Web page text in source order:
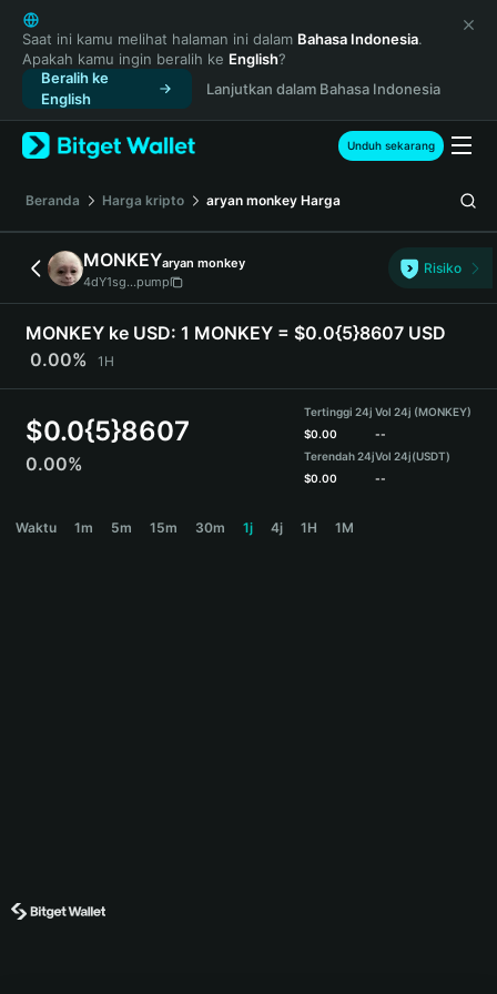
English
日本語
Tiếng Việt
Русский
Español (Latinoamérica)
Türkçe
Français
Deutsch
简体中文
繁體中文
Português (Portugal)
Bahasa Indonesia
ภาษาไทย
हिन्दी
Español
Português (Brasil)
Saat ini kamu melihat halaman ini dalam Bahasa Indonesia.
Apakah kamu ingin beralih ke English?
Beralih ke
English
Lanjutkan dalam Bahasa Indonesia
Unduh sekarang
Beranda Harga kripto aryan monkey Harga
MONKEYaryan monkey
4dY1sg...pump
Risiko
MONKEY ke USD: 1 MONKEY = $0.0{5}8607 USD
0.00%
1H
$0.0{5}8607
0.00%
Tertinggi 24j
$0.00
Terendah 24j
$0.00
Vol 24j (MONKEY)
--
Vol 24j(USDT)
--
Waktu 1m 5m 15m 30m 1j 4j 1H 1M